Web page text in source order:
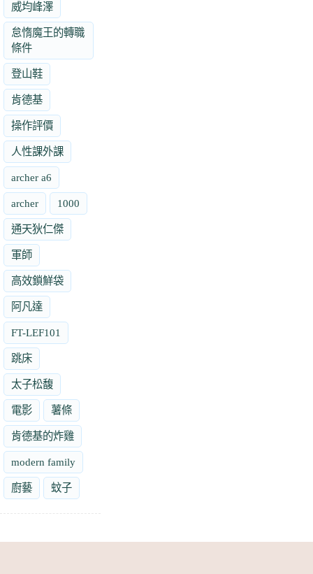
威均峰澤
怠惰魔王的轉職
條件
登山鞋
肯德基
操作評價
人性課外課
archer a6
archer 1000
通天狄仁傑
軍師
高效鎖鮮袋
阿凡達
FT-LEF101
跳床
太子松馥
電影 薯條
肯德基的炸雞
modern family
廚藝 蚊子